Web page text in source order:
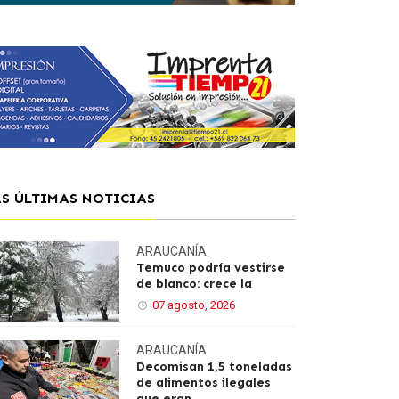
ÚLTIMAS NOTICIAS
ARAUCANÍA
Temuco podría vestirse
de blanco: crece la
07 agosto, 2026
ARAUCANÍA
Decomisan 1,5 toneladas
de alimentos ilegales